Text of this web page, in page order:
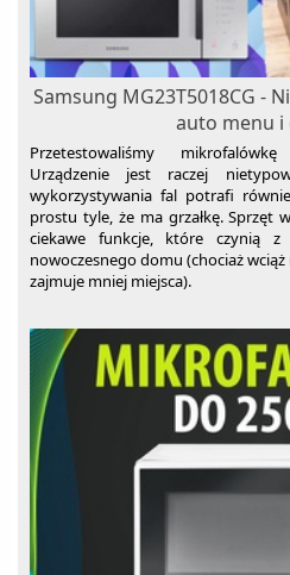
Samsung MG23T5018CG -
auto menu i
Przetestowaliśmy
Urządzenie jest raczej
wykorzystywania fal potrafi
prostu tyle, że ma grzałkę. Sprzęt
ciekawe funkcje, które czynią
nowoczesnego domu (chociaż
zajmuje mniej miejsca).